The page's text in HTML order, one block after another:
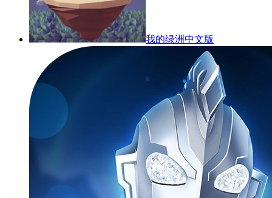
我的绿洲中文版